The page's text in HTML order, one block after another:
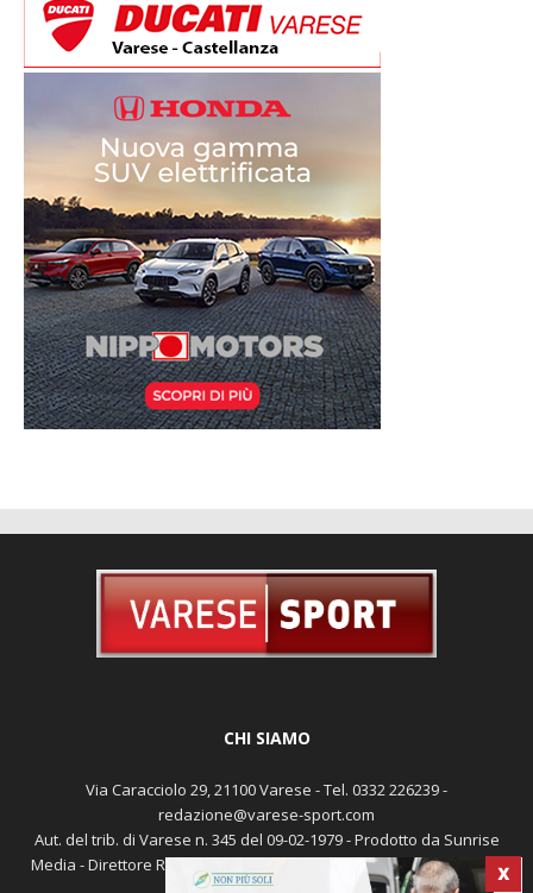
X
CHI SIAMO
Via Caracciolo 29, 21100 Varese - Tel. 0332 226239 -
redazione@varese-sport.com
Aut. del trib. di Varese n. 345 del 09-02-1979 - Prodotto da Sunrise
Media - Direttore Responsabile: Michele Marocco -Cookie policy